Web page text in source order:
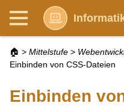
🏠 > Mittelstufe >
Einbinden von CSS-Dateien
Einbinden